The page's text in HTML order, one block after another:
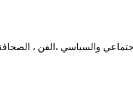
والسياسي ،الفن ،